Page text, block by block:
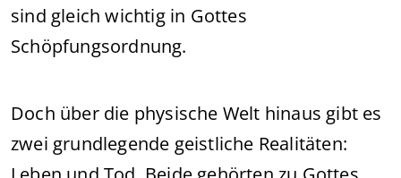
sind gleich wichtig in Gottes
Schöpfungsordnung.
Doch über die physische Welt hinaus gibt es
zwei grundlegende geistliche Realitäten: